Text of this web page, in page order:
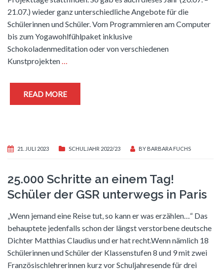
21.07.) wieder ganz unterschiedliche Angebote für die
Schülerinnen und Schüler. Vom Programmieren am Computer
bis zum Yogawohlfühlpaket inklusive
Schokoladenmeditation oder von verschiedenen
Kunstprojekten…
READ MORE
21. JULI 2023 SCHULJAHR 2022/23 BY BARBARA FUCHS
25.000 Schritte an einem Tag!
Schüler der GSR unterwegs in Paris
„Wenn jemand eine Reise tut, so kann er was erzählen…“ Das
behauptete jedenfalls schon der längst verstorbene deutsche
Dichter Matthias Claudius und er hat recht.Wenn nämlich 18
Schülerinnen und Schüler der Klassenstufen 8 und 9 mit zwei
Französischlehrerinnen kurz vor Schuljahresende für drei